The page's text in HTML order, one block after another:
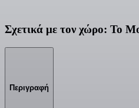
Σχετικά με τον χώρο: Το
Περιγραφή